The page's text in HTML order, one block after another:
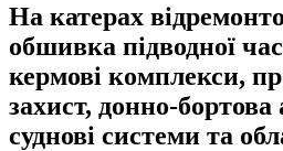
На катерах
обшивка підводної
кермові комплекси,
захист, донно-бортова
суднові системи та